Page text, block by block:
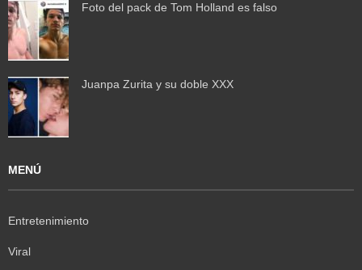
Foto del pack de Tom Holland es falso
Juanpa Zurita y su doble XXX
MENÚ
Entretenimiento
Viral